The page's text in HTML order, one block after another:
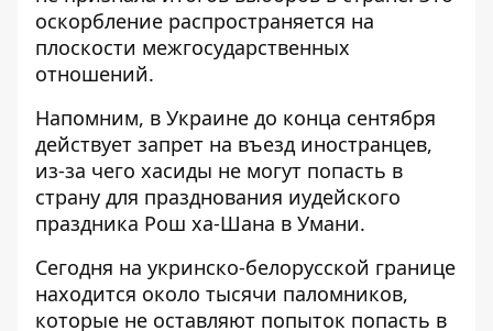
оскорбление распространяется на
плоскости межгосударственных
отношений.
Напомним, в Украине до конца сентября
действует запрет на въезд иностранцев,
из-за чего хасиды не могут попасть в
страну для празднования иудейского
праздника Рош ха-Шана в Умани.
Сегодня на укринско-белорусской границе
находится около тысячи паломников,
которые не оставляют попыток попасть в